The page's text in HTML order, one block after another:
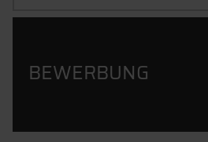
BEWERBUNG